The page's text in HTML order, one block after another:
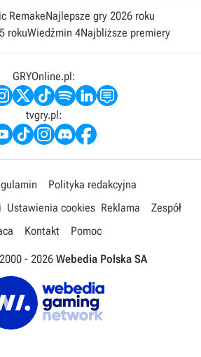
RemakeNajlepsze gry 2026 roku
rokuWiedźmin 4Najbliższe premiery
GRYOnline.pl:
tvgry.pl:
Polityka redakcyjna
Ustawienia cookies Reklama
Zespół
Kontakt Pomoc
- 2026 Webedia Polska SA